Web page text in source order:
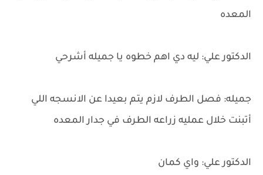
المعده
الدكتور علي: ليه دي اهم خطوه يا جميله أشرحي
جميله: فصل الطرف لازم يتم بعيدا عن الانسجه اللي
أتبنت خلال عمليه زراعه الطرف في جدار المعده
الدكتور علي: واي كمان